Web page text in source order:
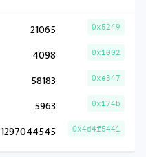
21065 0x5249
4098 0x1002
58183 0xe347
5963 0x174b
1297044545 0x4d4f5441